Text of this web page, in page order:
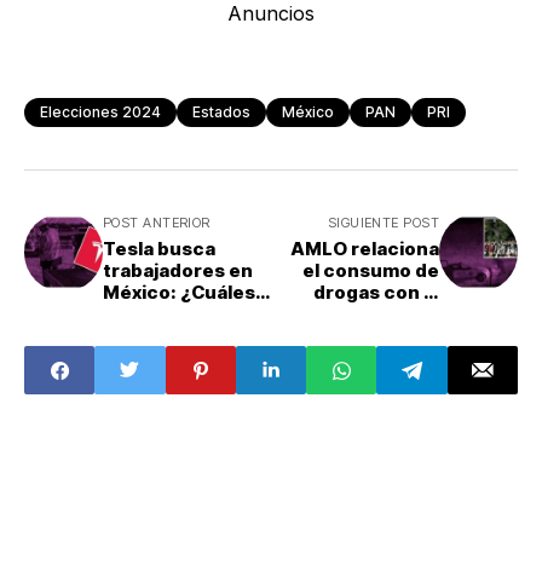
Anuncios
Elecciones 2024 Estados México PAN PRI
POST ANTERIOR
Tesla busca
trabajadores en
México: ¿Cuáles
SIGUIENTE POST
AMLO relaciona
el consumo de
drogas con la
Guanajuato: ¿Qué
pasó?